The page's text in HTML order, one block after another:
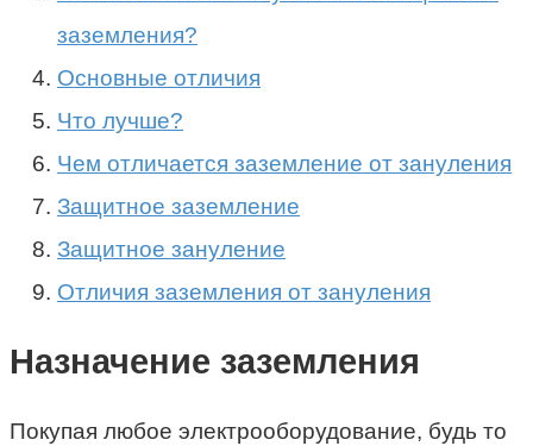
заземления?
Основные отличия
Что лучше?
Чем отличается заземление от зануления
Защитное заземление
Защитное зануление
Отличия заземления от зануления
Назначение заземления
Покупая любое электрооборудование, будь то